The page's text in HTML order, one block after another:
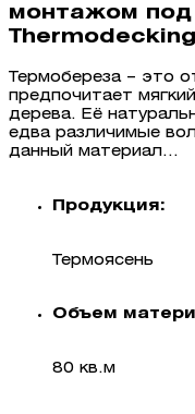
монтажом
Термобереза – это
предпочитает
дерева. Её
едва различимые
данный материал...
Продукция:
Термоясень
Объем
80 кв.м